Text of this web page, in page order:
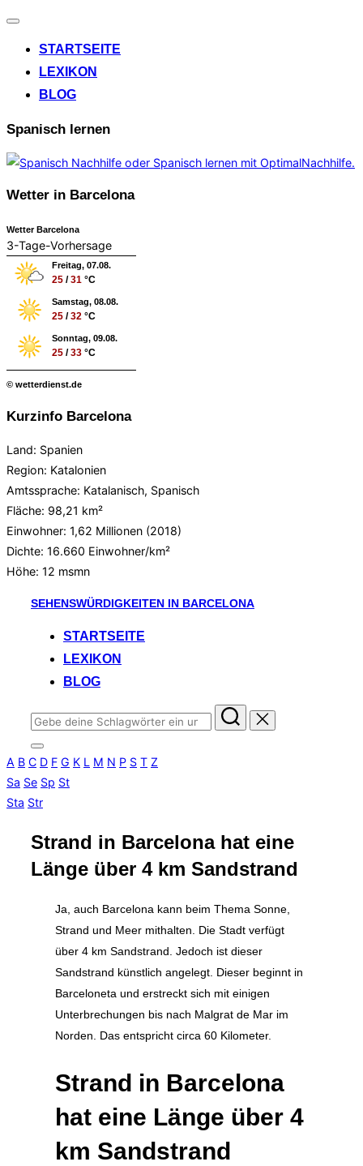
Navigation
STARTSEITE
LEXIKON
BLOG
Spanisch lernen
Wetter in Barcelona
Wetter Barcelona
3-Tage-Vorhersage
Freitag, 07.08.
25 /31 °C
Samstag, 08.08.
25 /32 °C
Sonntag, 09.08.
25 /33 °C
© wetterdienst.de
Kurzinfo Barcelona
Land: Spanien
Region: Katalonien
Amtssprache: Katalanisch, Spanisch
Fläche: 98,21 km²
Einwohner: 1,62 Millionen (2018)
Dichte: 16.660 Einwohner/km²
Höhe: 12 msmn
springen
SEHENSWÜRDIGKEITEN IN BARCELONA
STARTSEITE
LEXIKON
BLOG
Suchen
nach:
Seitenleiste
&
Navigation
umschalten
A B C D F G K L M N P S T Z
Sa Se Sp St
Sta Str
Strand in Barcelona hat eine
Länge über 4 km Sandstrand
Ja, auch Barcelona kann beim Thema Sonne,
Strand und Meer mithalten. Die Stadt verfügt
über 4 km Sandstrand. Jedoch ist dieser
Sandstrand künstlich angelegt. Dieser beginnt in
Barceloneta und erstreckt sich mit einigen
Unterbrechungen bis nach Malgrat de Mar im
Norden. Das entspricht circa 60 Kilometer.
Strand in Barcelona
hat eine Länge über 4
km Sandstrand